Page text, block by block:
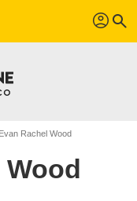
profil search
Evan Rachel Wood